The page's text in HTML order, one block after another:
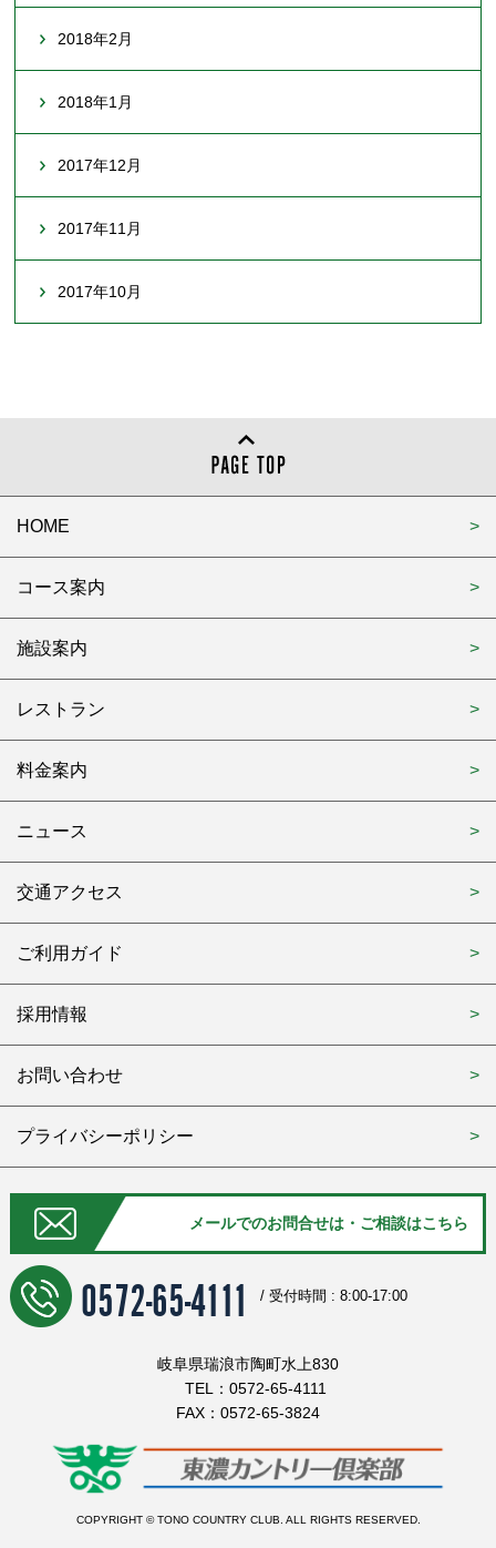
2018年2月
2018年1月
2017年12月
2017年11月
2017年10月
HOME
コース案内
施設案内
レストラン
料金案内
ニュース
交通アクセス
ご利用ガイド
採用情報
お問い合わせ
プライバシーポリシー
メールでのお問合せは・ご相談はこちら
0572-65-4111 / 受付時間 : 8:00-17:00
岐阜県瑞浪市陶町水上830
TEL：0572-65-4111
FAX：0572-65-3824
COPYRIGHT © TONO COUNTRY CLUB. ALL RIGHTS RESERVED.